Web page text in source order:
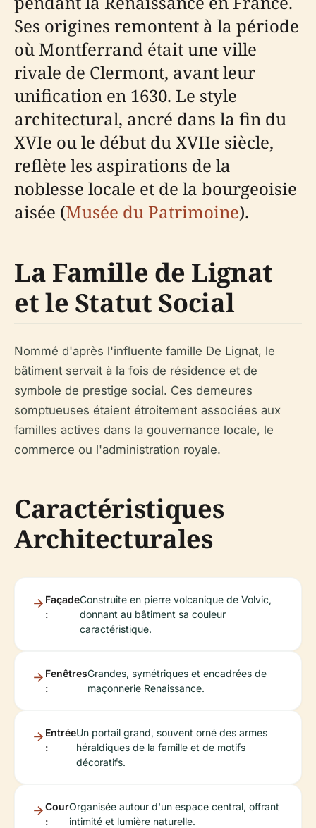
Ses origines remontent à la période
où Montferrand était une ville
rivale de Clermont, avant leur
unification en 1630. Le style
architectural, ancré dans la fin du
XVIe ou le début du XVIIe siècle,
reflète les aspirations de la
noblesse locale et de la bourgeoisie
aisée (Musée du Patrimoine).
La Famille de Lignat
et le Statut Social
Nommé d'après l'influente famille De Lignat, le
bâtiment servait à la fois de résidence et de
symbole de prestige social. Ces demeures
somptueuses étaient étroitement associées aux
familles actives dans la gouvernance locale, le
commerce ou l'administration royale.
Caractéristiques
Architecturales
Façade
:
Construite en pierre volcanique de Volvic,
donnant au bâtiment sa couleur
caractéristique.
Fenêtres
:
Grandes, symétriques et encadrées de
maçonnerie Renaissance.
Entrée
:
Un portail grand, souvent orné des armes
héraldiques de la famille et de motifs
décoratifs.
Cour
:
Organisée autour d'un espace central, offrant
intimité et lumière naturelle.